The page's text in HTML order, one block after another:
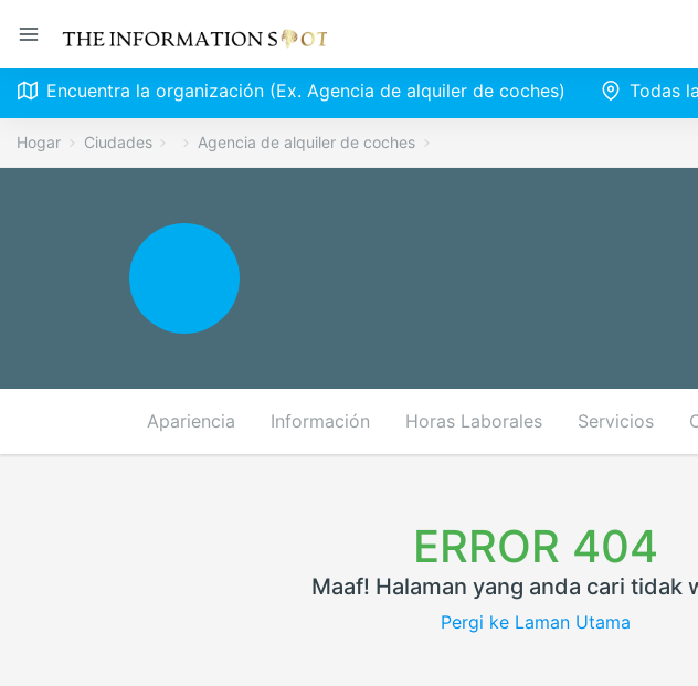
Encuentra la organización (Ex. Agencia de alquiler de coches) Todas
Hogar Ciudades Agencia de alquiler de coches
Apariencia Información Horas Laborales Servicios
ERROR 404
Maaf! Halaman yang anda cari tidak
Pergi ke Laman Utama